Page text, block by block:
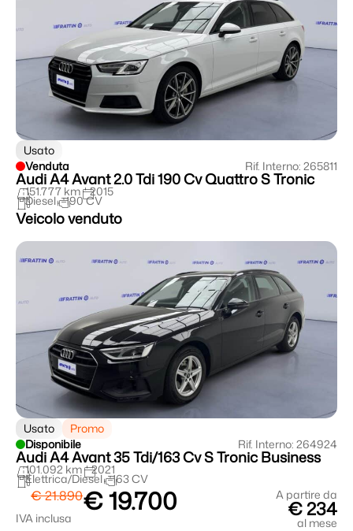
Usato
Venduta
Rif. Interno: 265811
Audi A4 Avant 2.0 Tdi 190 Cv Quattro S Tronic
151.777 km 2015
Diesel 190 CV
Veicolo venduto
Usato
Promo
Disponibile
Rif. Interno: 264924
Audi A4 Avant 35 Tdi/163 Cv S Tronic Business
101.092 km 2021
Elettrica/Diesel 163 CV
€ 19.700
€ 21.890
IVA inclusa
A partire da
€ 234
al mese